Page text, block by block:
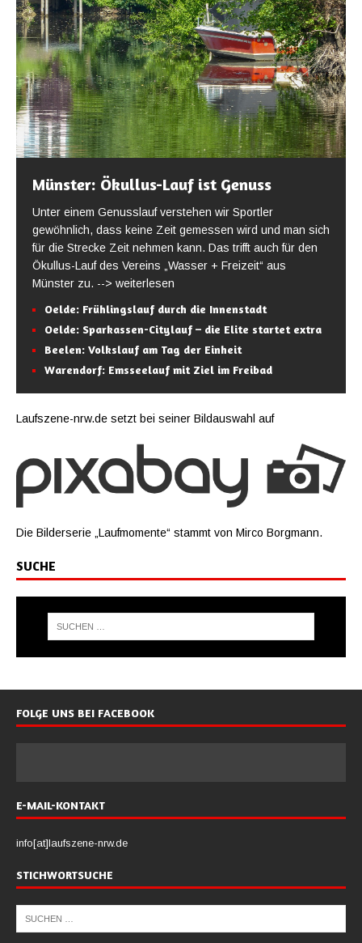
Münster: Ökullus-Lauf ist Genuss
Unter einem Genusslauf verstehen wir Sportler
gewöhnlich, dass keine Zeit gemessen wird und man sich
für die Strecke Zeit nehmen kann. Das trifft auch für den
Ökullus-Lauf des Vereins „Wasser + Freizeit“ aus
Münster zu. --> weiterlesen
Oelde: Frühlingslauf durch die Innenstadt
Oelde: Sparkassen-Citylauf – die Elite startet extra
Beelen: Volkslauf am Tag der Einheit
Warendorf: Emsseelauf mit Ziel im Freibad
Laufszene-nrw.de setzt bei seiner Bildauswahl auf
Die Bilderserie „Laufmomente“ stammt von Mirco Borgmann.
SUCHE
FOLGE UNS BEI FACEBOOK
E-MAIL-KONTAKT
info[at]laufszene-nrw.de
STICHWORTSUCHE